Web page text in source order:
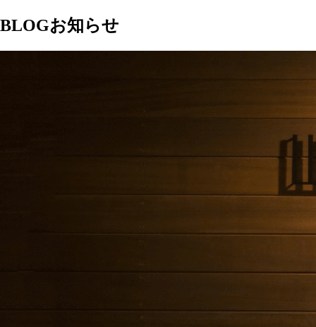
BLOGお知らせ